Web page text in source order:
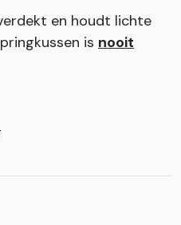
en houdt lichte
is nooit